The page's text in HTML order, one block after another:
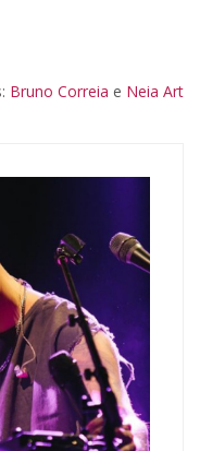
Bruno Correia e Neia Art